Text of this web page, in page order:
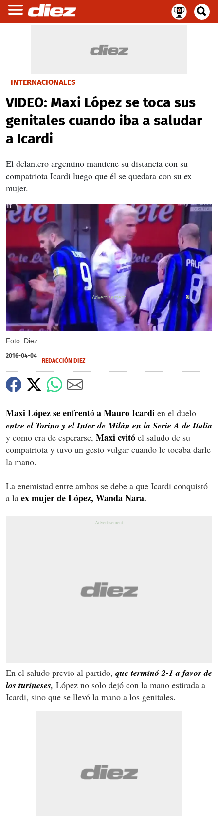
INTERNACIONALES
VIDEO: Maxi López se toca sus
genitales cuando iba a saludar
a Icardi
El delantero argentino mantiene su distancia con su
compatriota Icardi luego que él se quedara con su ex
mujer.
Foto: Diez
X
2016-04-04
REDACCIÓN DIEZ
Maxi López se enfrentó a Mauro Icardi en el duelo
entre el Torino y el Inter de Milán en la Serie A de Italia
y como era de esperarse, Maxi evitó el saludo de su
compatriota y tuvo un gesto vulgar cuando le tocaba darle
la mano.
La enemistad entre ambos se debe a que Icardi conquistó
a la ex mujer de López, Wanda Nara.
En el saludo previo al partido, que terminó 2-1 a favor de
los turineses, López no solo dejó con la mano estirada a
Icardi, sino que se llevó la mano a los genitales.